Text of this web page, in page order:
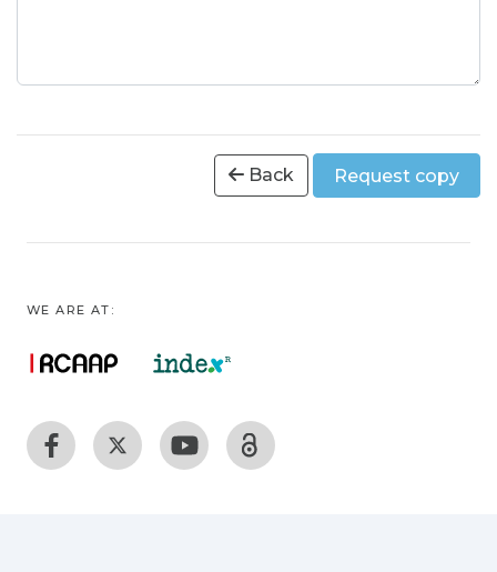
Back Request copy
WE ARE AT: